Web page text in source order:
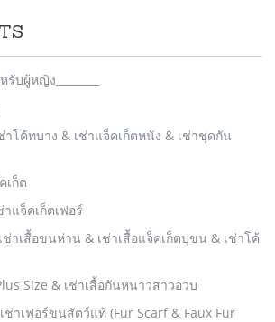
รับผู้หญิง________
าโค้ทบาง & เช่าแจ็คเก็ตหนัง & เช่าชุดกัน
เก็ต
แจ็คเก็ตเฟอร์
ช่าเสื้อขนห่าน & เช่าเสื้อแจ็คเก็ตบุขน & เช่าโค้
Size & เช่าเสื้อกันหนาวสาวอวบ
ช่าเฟอร์ขนสัตว์แท้ (Fur Scarf & Faux Fur